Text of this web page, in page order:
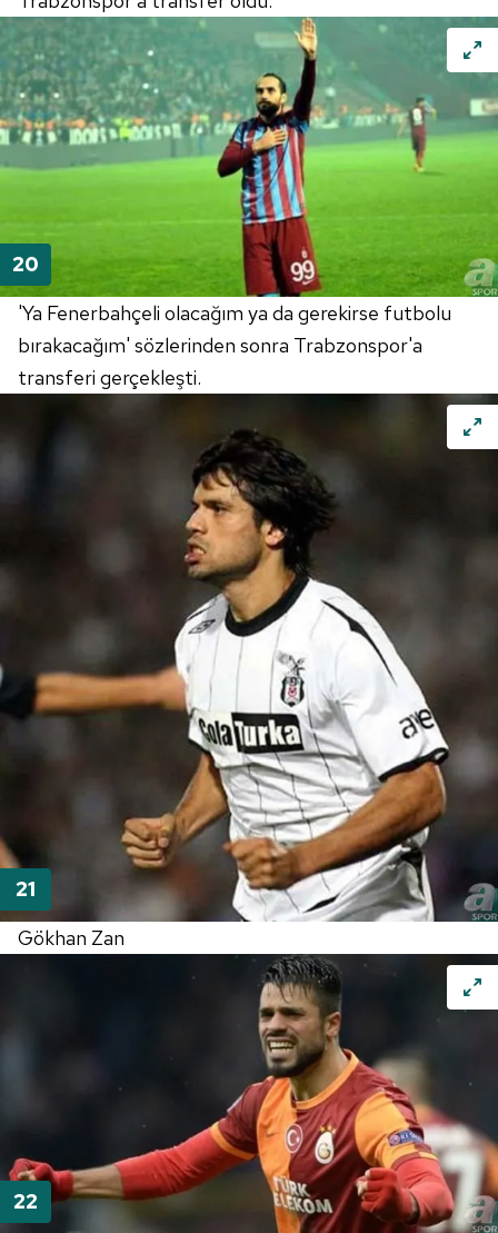
'Ya Fenerbahçeli olacağım ya da gerekirse futbolu
bırakacağım' sözlerinden sonra Trabzonspor'a
transferi gerçekleşti.
Gökhan Zan